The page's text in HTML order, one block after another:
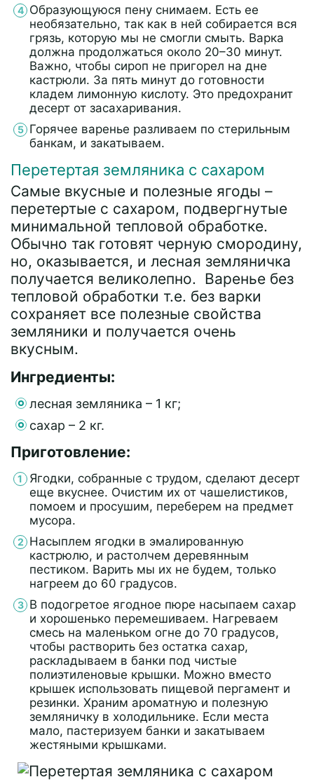
Образующуюся пену снимаем. Есть ее
необязательно, так как в ней собирается вся
грязь, которую мы не смогли смыть. Варка
должна продолжаться около 20–30 минут.
Важно, чтобы сироп не пригорел на дне
кастрюли. За пять минут до готовности
кладем лимонную кислоту. Это предохранит
десерт от засахаривания.
Горячее варенье разливаем по стерильным
банкам, и закатываем.
Перетертая земляника с сахаром
Самые вкусные и полезные ягоды –
перетертые с сахаром, подвергнутые
минимальной тепловой обработке.
Обычно так готовят черную смородину,
но, оказывается, и лесная земляничка
получается великолепно. Варенье без
тепловой обработки т.е. без варки
сохраняет все полезные свойства
земляники и получается очень
вкусным.
Ингредиенты:
лесная земляника – 1 кг;
сахар – 2 кг.
Приготовление:
Ягодки, собранные с трудом, сделают десерт
еще вкуснее. Очистим их от чашелистиков,
помоем и просушим, переберем на предмет
мусора.
Насыплем ягодки в эмалированную
кастрюлю, и растолчем деревянным
пестиком. Варить мы их не будем, только
нагреем до 60 градусов.
В подогретое ягодное пюре насыпаем сахар
и хорошенько перемешиваем. Нагреваем
смесь на маленьком огне до 70 градусов,
чтобы растворить без остатка сахар,
раскладываем в банки под чистые
полиэтиленовые крышки. Можно вместо
крышек использовать пищевой пергамент и
резинки. Храним ароматную и полезную
земляничку в холодильнике. Если места
мало, пастеризуем банки и закатываем
жестяными крышками.